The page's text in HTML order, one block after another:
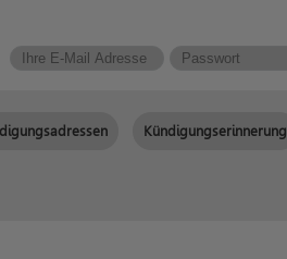
Kündigungserinnerung